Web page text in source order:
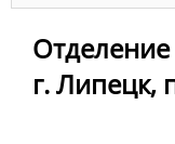
г. Липецк,